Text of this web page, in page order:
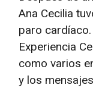
Ana Cecilia
paro
Experiencia
como varios
y los